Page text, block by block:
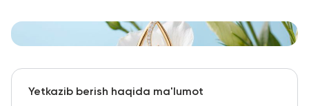
Yetkazib berish haqida ma'lumot